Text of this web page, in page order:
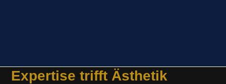
Expertise trifft Ästhetik